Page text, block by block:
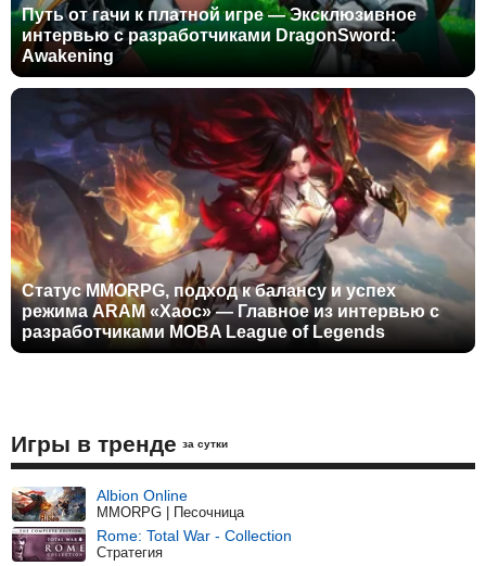
Путь от гачи к платной игре — Эксклюзивное
интервью с разработчиками DragonSword:
Awakening
Статус MMORPG, подход к балансу и успех
режима ARAM «Хаос» — Главное из интервью с
разработчиками MOBA League of Legends
Игры в тренде за сутки
Albion Online
MMORPG | Песочница
Rome: Total War - Collection
Стратегия